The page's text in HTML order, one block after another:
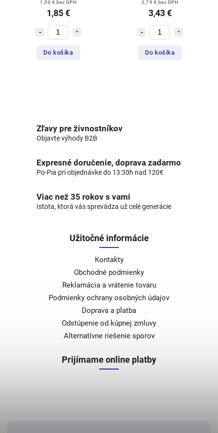
1,50 € bez DPH
1,85 €
Do košíka
2,79 € bez DPH
3,43 €
Do košíka
Zľavy pre živnostníkov
Objavte výhody B2B
Expresné doručenie, doprava zadarmo
Po-Pia pri objednávke do 13:30h nad 120€
Viac než 35 rokov s vami
Istota, ktorá vás sprevádza už celé generácie
Užitočné informácie
Kontakty
Obchodné podmienky
Reklamácia a vrátenie tovaru
Podmienky ochrany osobných údajov
Doprava a platba
Odstúpenie od kúpnej zmluvy
Alternatívne riešenie sporov
Prijímame online platby